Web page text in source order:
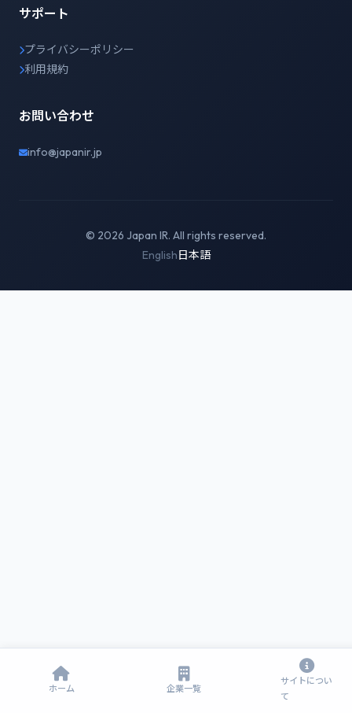
サポート
プライバシーポリシー
利用規約
お問い合わせ
info@japanir.jp
© 2026 Japan IR. All rights reserved.
English日本語
ホーム 企業一覧
サイトについ
て